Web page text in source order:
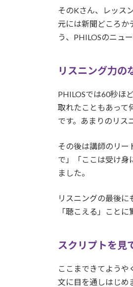
そのKさん、レッス
元には新聞どころか
う、PHILOSのニュ
リスニング力の
PHILOSでは60秒ほ
取れたこともあって
です。あまりのリス
その後は講師のリー
で」「ここは受け身
ました。
リスニングの最後に
「聴こえる」こと
スクリプトを見
ここまできてよう
文に目を通しはじめ